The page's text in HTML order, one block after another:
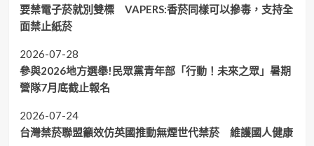
要禁電子菸就別雙標 VAPERS:香菸同樣可以摻毒，支持全
面禁止紙菸
2026-07-28
參與2026地方選舉!民眾黨青年部「行動！未來之眾」暑期
營隊7月底截止報名
2026-07-24
台灣禁菸聯盟籲效仿英國推動無煙世代禁菸 維護國人健康